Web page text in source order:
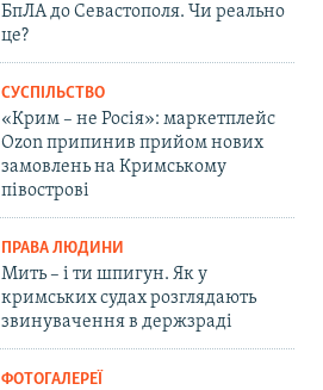
БпЛА до Севастополя. Чи реально
це?
СУСПІЛЬСТВО
«Крим – не Росія»: маркетплейс
Ozon припинив прийом нових
замовлень на Кримському
півострові
ПРАВА ЛЮДИНИ
Мить – і ти шпигун. Як у
кримських судах розглядають
звинувачення в держзраді
ФОТОГАЛЕРЕЇ